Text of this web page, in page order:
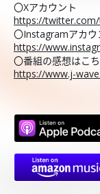
〇Xアカウント
https://
〇Instagramアカウ
https://
〇番組の感想はこ
https://www.j-